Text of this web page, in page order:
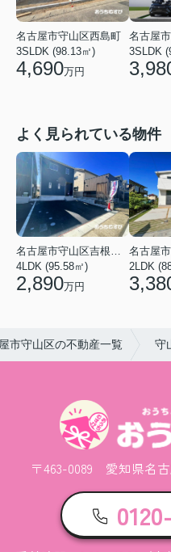
名古屋市守山区西島町
3SLDK (98.13㎡)
4,690万円
名古屋
3SLDK
よく見られている物件
4LDK (95.58㎡)
2,890万円
名古屋
2LDK
市守山区の不動産一覧 守
〒463-0089 愛知県名